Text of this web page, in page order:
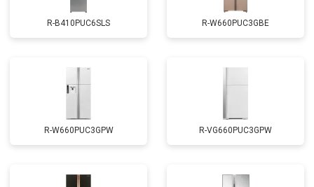
R-B410PUC6SLS R-W660PUC3GBE
R-W660PUC3GPW R-VG660PUC3GPW